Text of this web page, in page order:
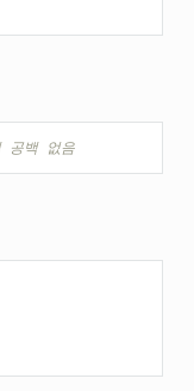
백 없음